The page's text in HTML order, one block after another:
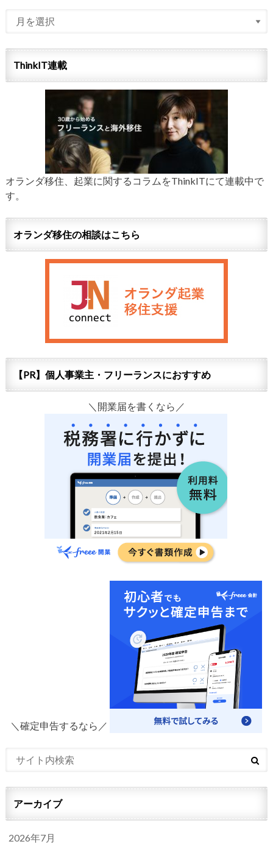
ThinkIT連載
オランダ移住、起業に関するコラムをThinkITにて連載中で
す。
オランダ移住の相談はこちら
【PR】個人事業主・フリーランスにおすすめ
＼開業届を書くなら／
＼確定申告するなら／
アーカイブ
2026年7月